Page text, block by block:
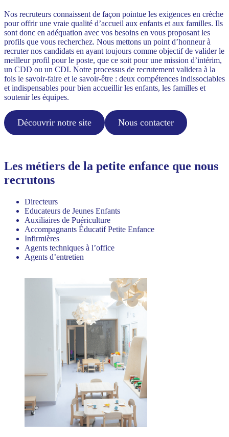
Nos recruteurs connaissent de façon pointue les exigences en crèche
pour offrir une vraie qualité d’accueil aux enfants et aux familles. Ils
sont donc en adéquation avec vos besoins en vous proposant les
profils que vous recherchez. Nous mettons un point d’honneur à
recruter nos candidats en ayant toujours comme objectif de valider le
meilleur profil pour le poste, que ce soit pour une mission d’intérim,
un CDD ou un CDI. Notre processus de recrutement validera à la
fois le savoir-faire et le savoir-être : deux compétences indissociables
et indispensables pour bien accueillir les enfants, les familles et
soutenir les équipes.
Découvrir notre site Nous contacter
Les métiers de la petite enfance que nous
recrutons
Directeurs
Educateurs de Jeunes Enfants
Auxiliaires de Puériculture
Accompagnants Éducatif Petite Enfance
Infirmières
Agents techniques à l’office
Agents d’entretien